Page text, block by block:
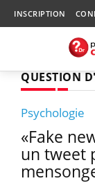
INSCRIPTION
QUESTION
Psychologie
«Fake
un tweet